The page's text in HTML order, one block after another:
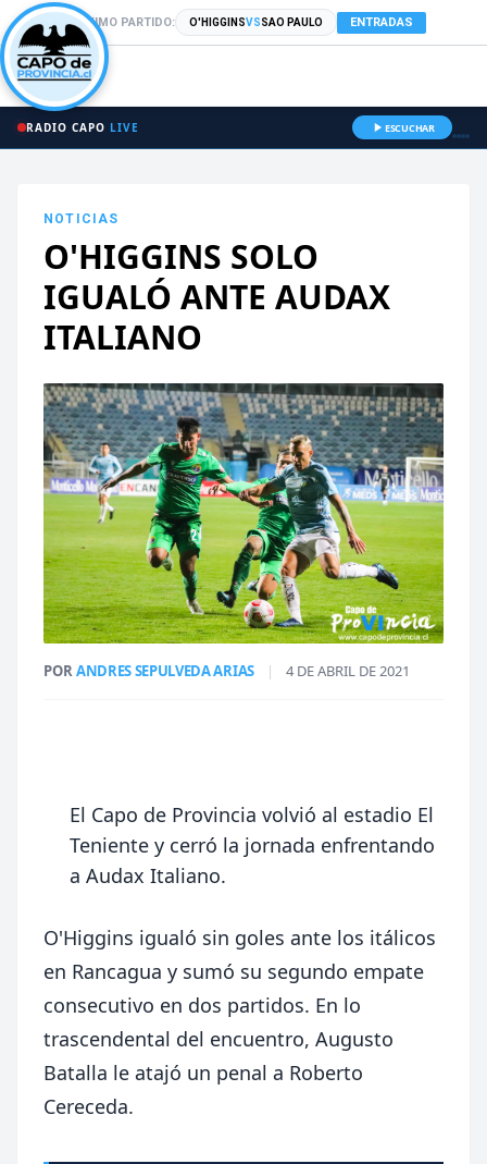
PRÓXIMO PARTIDO: O'HIGGINSVSSAO PAULO ENTRADAS
RADIO CAPO LIVE ESCUCHAR
NOTICIAS
O'HIGGINS SOLO
IGUALÓ ANTE AUDAX
ITALIANO
PORANDRES SEPULVEDA ARIAS | 4 DE ABRIL DE 2021
El Capo de Provincia volvió al estadio El
Teniente y cerró la jornada enfrentando
a Audax Italiano.
O'Higgins igualó sin goles ante los itálicos
en Rancagua y sumó su segundo empate
consecutivo en dos partidos. En lo
trascendental del encuentro, Augusto
Batalla le atajó un penal a Roberto
Cereceda.